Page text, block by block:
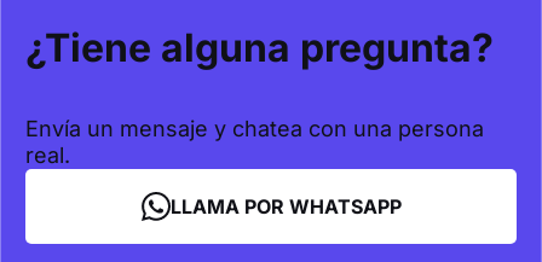
¿Tiene alguna pregunta?
Envía un mensaje y chatea con una persona
real.
LLAMA POR WHATSAPP